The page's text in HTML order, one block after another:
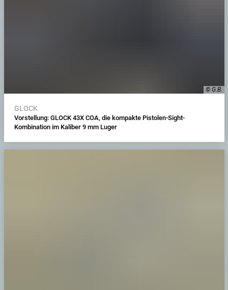
© G.B.
GLOCK
Vorstellung: GLOCK 43X COA, die kompakte Pistolen-Sight-
Kombination im Kaliber 9 mm Luger